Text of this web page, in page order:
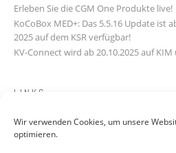
Wir verwenden Cookies, um unsere
optimieren.
Erleben Sie die CGM One Produkte live!
KoCoBox MED+: Das 5.5.16 Update ist
2025 auf dem KSR verfügbar!
KV-Connect wird ab 20.10.2025 auf
LINKS
Downloads